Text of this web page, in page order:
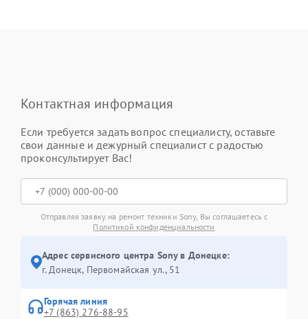
Контактная информация
Если требуется задать вопрос специалисту, оставьте
свои данные и дежурный специалист с радостью
проконсультирует Вас!
Отправляя заявку на ремонт техники Sony, Вы соглашаетесь с
Политикой конфиденциальности
Адрес сервисного центра Sony в Донецке:
г. Донецк, Первомайская ул., 51
Горячая линия
+7 (863) 276-88-95